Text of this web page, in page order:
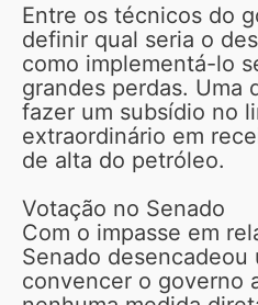
Entre os técnicos do
definir qual seria o
como implementá-lo
grandes perdas. Uma
fazer um subsídio no
extraordinário em
de alta do petróleo.
Votação no Senado
Com o impasse em
Senado desencadeou
convencer o governo